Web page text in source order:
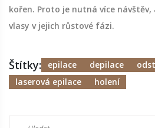
kořen. Proto je nutná více návštěv,
vlasy v jejich růstové fázi.
Štítky: epilace depilace
laserová epilace
holení